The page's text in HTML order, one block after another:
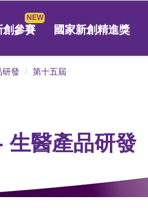
創參賽 國家新創精進獎
研發 第十五屆
生醫產品研發